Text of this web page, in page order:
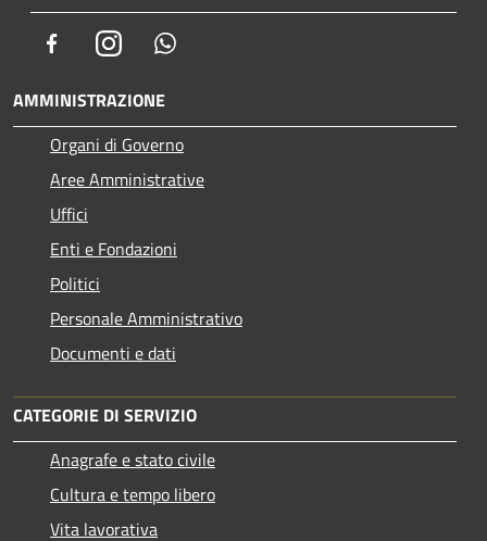
FacebookInstagram
AMMINISTRAZIONE
Organi di Governo
Aree Amministrative
Uffici
Enti e Fondazioni
Politici
Personale Amministrativo
Documenti e dati
CATEGORIE DI SERVIZIO
Anagrafe e stato civile
Cultura e tempo libero
Vita lavorativa